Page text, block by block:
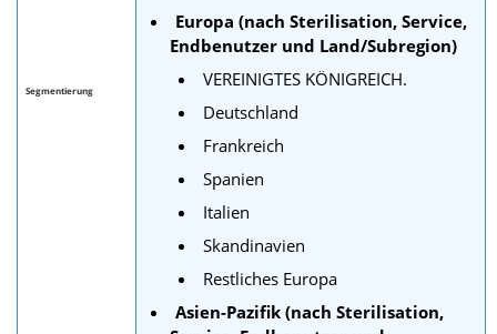
Segmentierung
Europa (nach Sterilisation, Service,
Endbenutzer und Land/Subregion)
VEREINIGTES KÖNIGREICH.
Deutschland
Frankreich
Spanien
Italien
Skandinavien
Restliches Europa
Asien-Pazifik (nach Sterilisation,